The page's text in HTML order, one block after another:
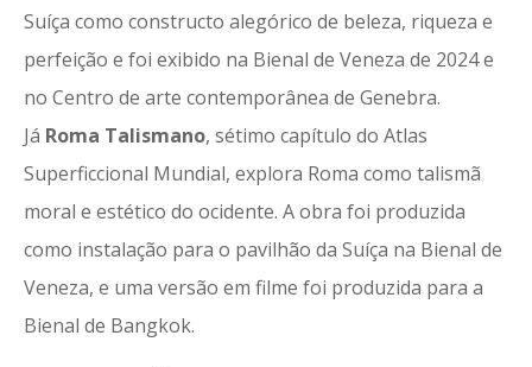
Suíça como constructo alegórico de beleza, riqueza e
perfeição e foi exibido na Bienal de Veneza de 2024 e
no Centro de arte contemporânea de Genebra.
Já Roma Talismano, sétimo capítulo do Atlas
Superficcional Mundial, explora Roma como talismã
moral e estético do ocidente. A obra foi produzida
como instalação para o pavilhão da Suíça na Bienal de
Veneza, e uma versão em filme foi produzida para a
Bienal de Bangkok.